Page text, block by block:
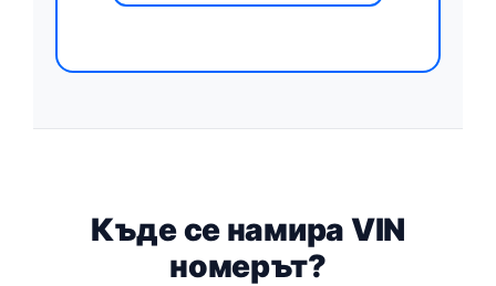
Къде се намира VIN
номерът?